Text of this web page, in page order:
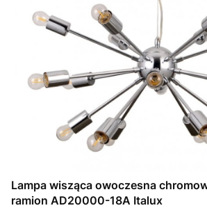
Lampa wisząca owoczesna
ramion AD20000-18A Italux